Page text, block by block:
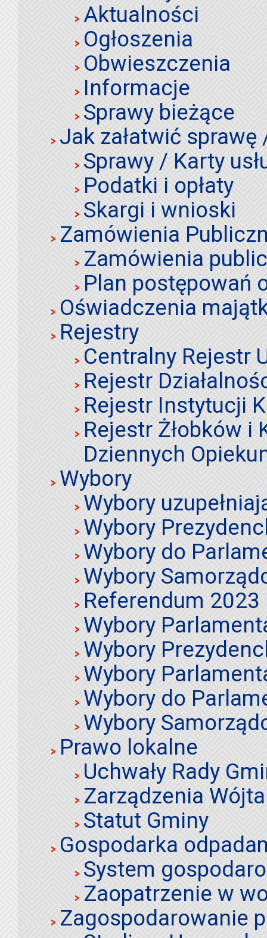
Aktualności
Ogłoszenia
Obwieszczenia
Informacje
Sprawy bieżące
Jak załatwić sprawę
Sprawy / Karty
Podatki i opłaty
Skargi i wnioski
Zamówienia
Zamówienia
Plan postępowań
Oświadczenia
Rejestry
Centralny Rejestr
Rejestr
Rejestr Instytucji
Rejestr Żłobków i
Dziennych
Wybory
Wybory
Wybory
Wybory do
Wybory
Referendum 2023
Wybory
Wybory
Wybory
Wybory do
Wybory
Prawo lokalne
Uchwały Rady
Zarządzenia Wójta
Statut Gminy
Gospodarka
System
Zaopatrzenie w
Zagospodarowanie